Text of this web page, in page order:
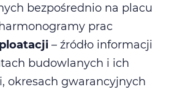
bezpośrednio na placu
prac
– źródło informacji
budowlanych i ich
okresach gwarancyjnych